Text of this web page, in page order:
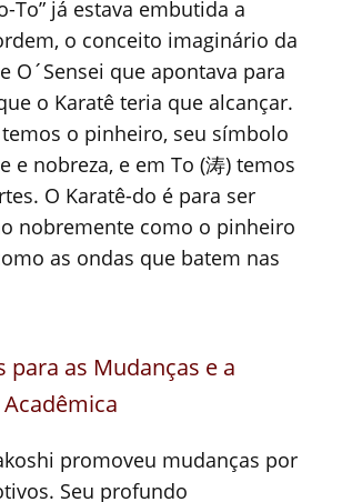
To” já estava embutida a
o conceito imaginário da
O´Sensei que apontava para
o Karatê teria que alcançar.
temos o pinheiro, seu símbolo
e nobreza, e em To (涛) temos
O Karatê-do é para ser
nobremente como o pinheiro
as ondas que batem nas
para as Mudanças e a
promoveu mudanças por
Seu profundo